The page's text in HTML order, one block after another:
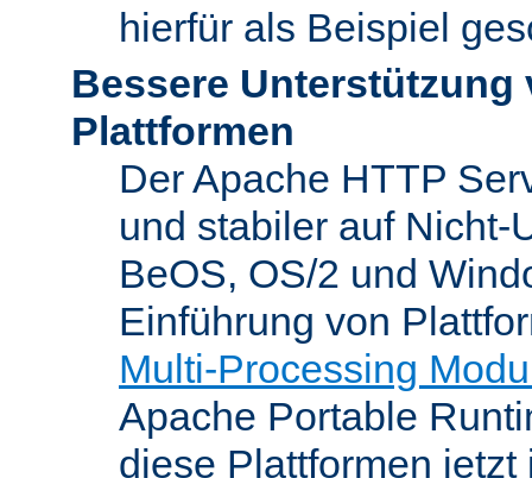
hierfür als Beispiel
Bessere Unterstützung
Plattformen
Der Apache HTTP
und stabiler auf Nicht-
BeOS, OS/2 und
Einführung von
Multi-Processing
Apache Portable
diese Plattformen